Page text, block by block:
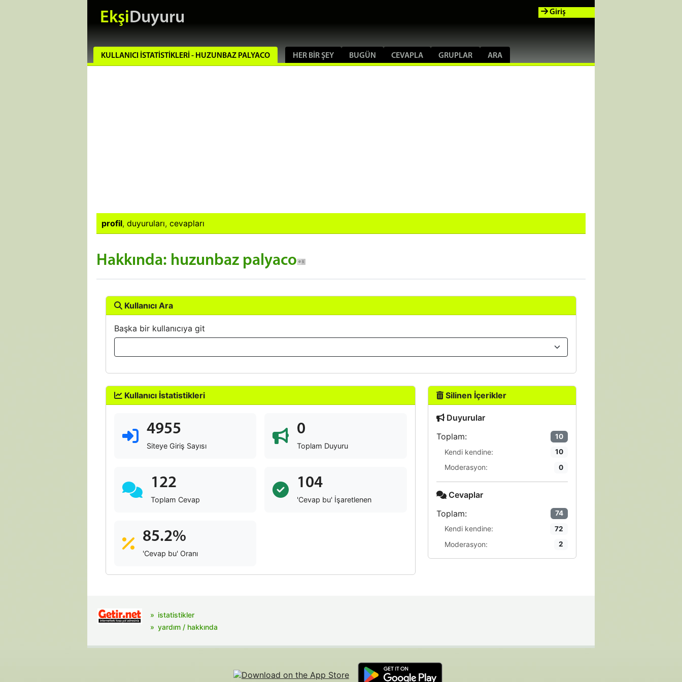
EkşiDuyuru
KULLANICI İSTATISTIKLERI - HUZUNBAZ PALYACO HER BIR ŞEY BUGÜN CEVAPLA GRUPLAR ARA
Giriş
profil, duyuruları, cevapları
Hakkında: huzunbaz palyaco
Kullanıcı Ara
Başka bir kullanıcıya git
Kullanıcı İstatistikleri
4955
Siteye Giriş Sayısı
0
Toplam Duyuru
122
Toplam Cevap
104
'Cevap bu' İşaretlenen
85.2%
'Cevap bu' Oranı
Silinen İçerikler
Duyurular
Toplam:
10
Kendi kendine: 10
Moderasyon: 0
Cevaplar
Toplam:
74
Kendi kendine: 72
Moderasyon: 2
istatistikler
yardım / hakkında